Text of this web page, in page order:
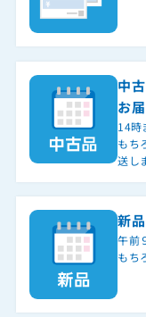
中
お
14時
もち
送し
新
午前
もち